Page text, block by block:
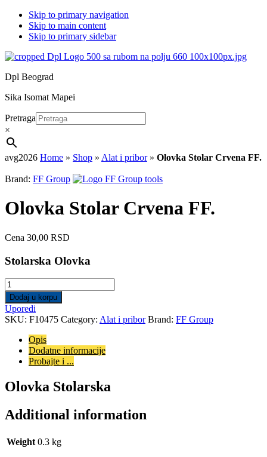
Skip to primary navigation
Skip to main content
Skip to primary sidebar
Dpl Beograd
Sika Isomat Mapei
Pretraga
×
avg2026 Home » Shop » Alat i pribor» Olovka Stolar Crvena FF.
Brand: FF Group
Olovka Stolar Crvena FF.
Cena 30,00 RSD
Stolarska Olovka
Olovka
Stolar
Crvena
FF.
quantity
Dodaj u korpu
Uporedi
SKU: F10475 Category: Alat i pribor Brand: FF Group
Opis
Dodatne informacije
Probajte i ...
Olovka Stolarska
Additional information
Weight 0.3 kg